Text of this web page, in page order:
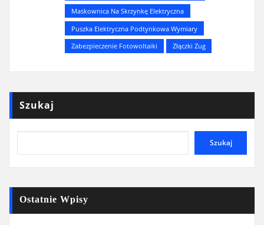
Maskownica Na Skrzynkę Elektryczna
Puszka Elektryczna Podtynkowa Wymiary
Zabezpieczenie Fotowoltaiki
Złączki Zug
Szukaj
Szukaj
Ostatnie Wpisy